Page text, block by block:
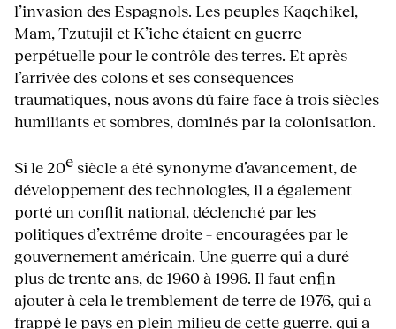
l’invasion des Espagnols. Les peuples Kaqchikel,
Mam, Tzutujil et K’iche étaient en guerre
perpétuelle pour le contrôle des terres. Et après
l’arrivée des colons et ses conséquences
traumatiques, nous avons dû faire face à trois siècles
humiliants et sombres, dominés par la colonisation.
Si le 20e siècle a été synonyme d’avancement, de
développement des technologies, il a également
porté un conflit national, déclenché par les
politiques d’extrême droite – encouragées par le
gouvernement américain. Une guerre qui a duré
plus de trente ans, de 1960 à 1996. Il faut enfin
ajouter à cela le tremblement de terre de 1976, qui a
frappé le pays en plein milieu de cette guerre, qui a